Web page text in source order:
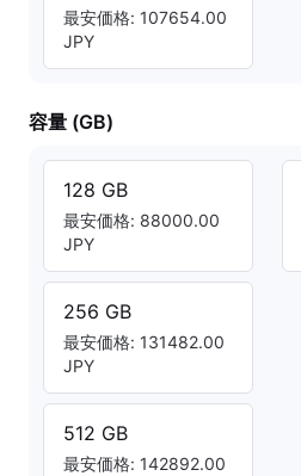
最安価格: 107654.00
JPY
容量 (GB)
128 GB
最安価格: 88000.00
JPY
256 GB
最安価格: 131482.00
JPY
512 GB
最安価格: 142892.00